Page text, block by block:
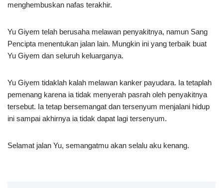
menghembuskan nafas terakhir.
Yu Giyem telah berusaha melawan penyakitnya, namun Sang
Pencipta menentukan jalan lain. Mungkin ini yang terbaik buat
Yu Giyem dan seluruh keluarganya.
Yu Giyem tidaklah kalah melawan kanker payudara. Ia tetaplah
pemenang karena ia tidak menyerah pasrah oleh penyakitnya
tersebut. Ia tetap bersemangat dan tersenyum menjalani hidup
ini sampai akhirnya ia tidak dapat lagi tersenyum.
Selamat jalan Yu, semangatmu akan selalu aku kenang.